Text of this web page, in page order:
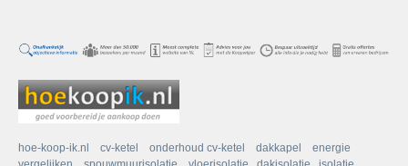
hoe-koop-ik.nl cv-ketel onderhoud cv-ketel dakkapel
energie